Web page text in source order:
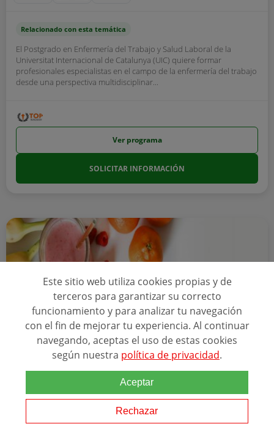
Relacionado con esta temática
El Postgrado en Enfermería del Trabajo y Salud Laboral de la
Universitat Internacional de Catalunya (UIC) quiere formar
profesionales especialistas en el campo de la enfermería del trabajo
desde una perspectiva multidisciplinar...
Ver programa
SOLICITAR INFORMACIÓN
A Distancia 24 MESES 900h 90 Cr�...
MÁSTER EN DIETÉTICA Y NUTRICIÓN -
ESPECIALIDAD NUTRICIÓN PEDIÁTRICA
Este sitio web utiliza cookies propias y de
terceros para garantizar su correcto
funcionamiento y para analizar tu navegación
con el fin de mejorar tu experiencia. Al continuar
navegando, aceptas el uso de estas cookies
según nuestra política de privacidad.
Aceptar
Rechazar